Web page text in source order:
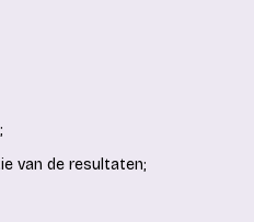
van de resultaten;